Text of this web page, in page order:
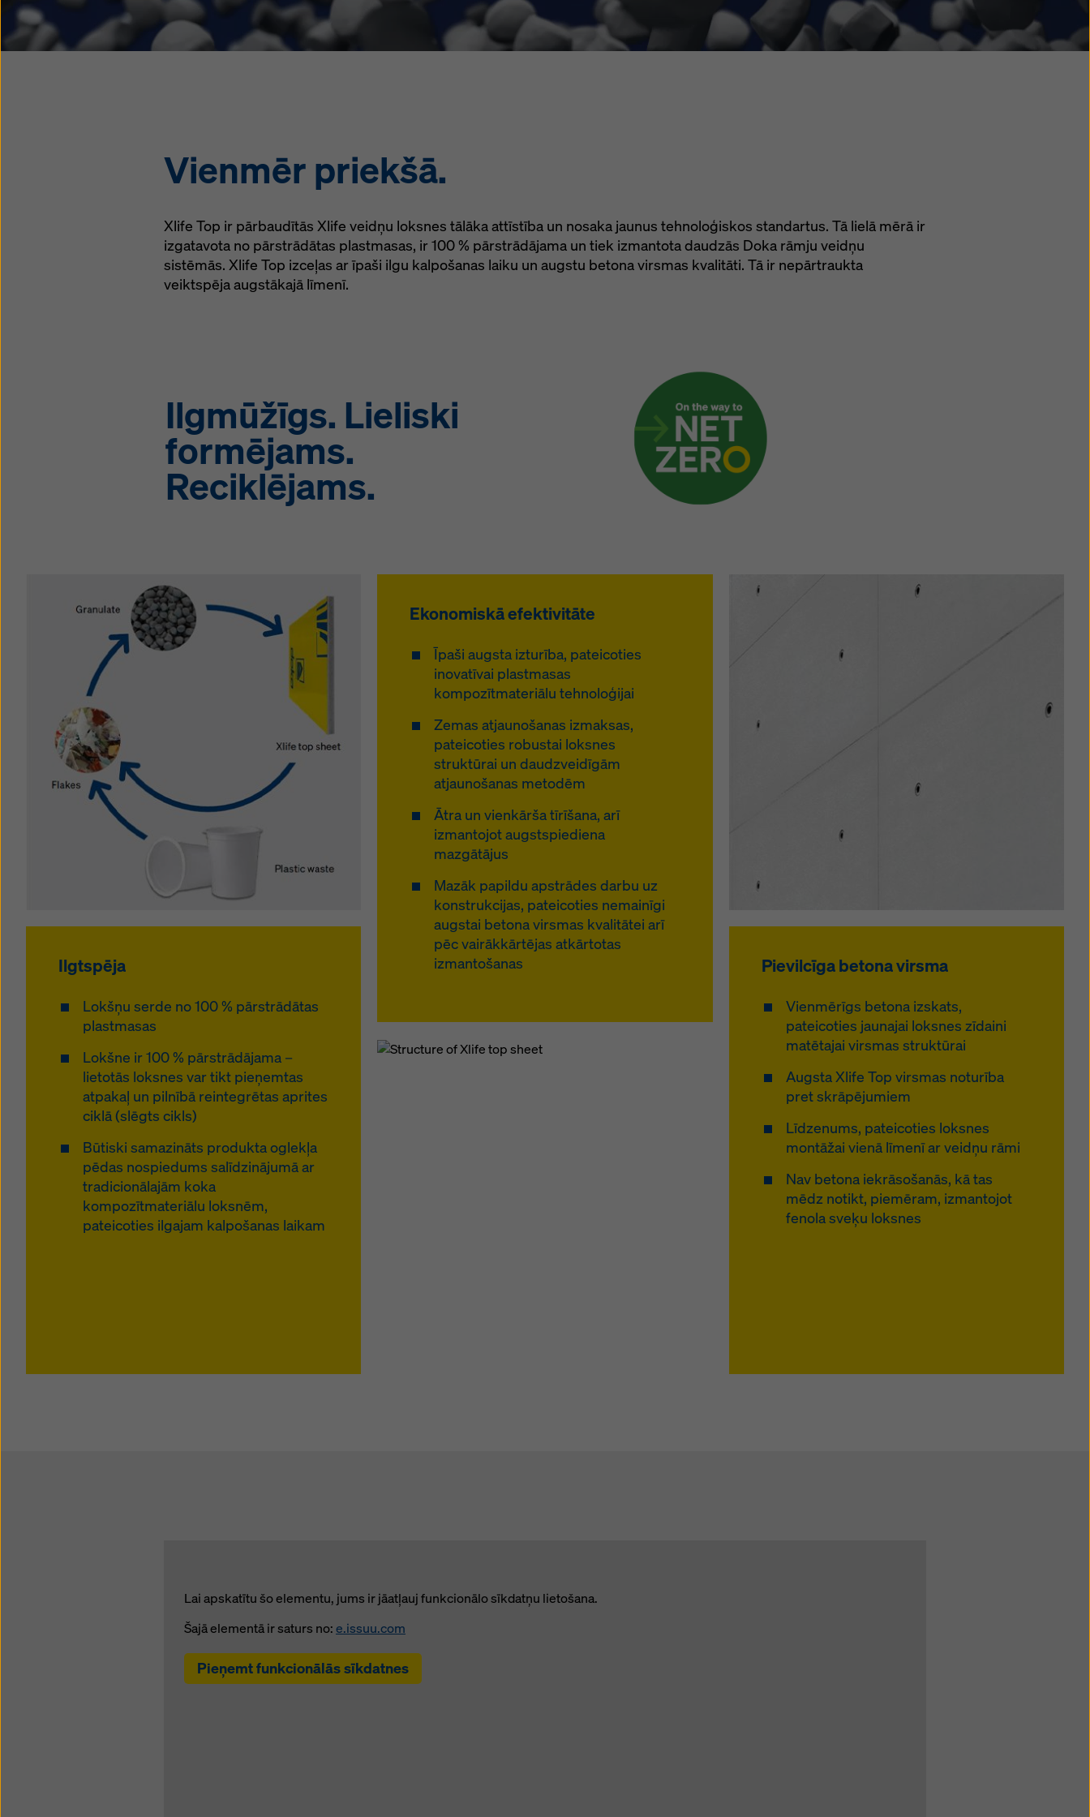
Vienmēr priekšā.
Xlife Top ir pārbaudītās Xlife veidņu loksnes tālāka attīstība un nosaka jaunus tehnoloģiskos standartus. Tā lielā mērā ir
izgatavota no pārstrādātas plastmasas, ir 100 % pārstrādājama un tiek izmantota daudzās Doka rāmju veidņu
sistēmās. Xlife Top izceļas ar īpaši ilgu kalpošanas laiku un augstu betona virsmas kvalitāti. Tā ir nepārtraukta
veiktspēja augstākajā līmenī.
Ilgmūžīgs. Lieliski
formējams.
Reciklējams.
Ilgtspēja
Lokšņu serde no 100 % pārstrādātas
plastmasas
Lokšne ir 100 % pārstrādājama –
lietotās loksnes var tikt pieņemtas
atpakaļ un pilnībā reintegrētas aprites
ciklā (slēgts cikls)
Būtiski samazināts produkta oglekļa
pēdas nospiedums salīdzinājumā ar
tradicionālajām koka
kompozītmateriālu loksnēm,
pateicoties ilgajam kalpošanas laikam
Ekonomiskā efektivitāte
Īpaši augsta izturība, pateicoties
inovatīvai plastmasas
kompozītmateriālu tehnoloģijai
Zemas atjaunošanas izmaksas,
pateicoties robustai loksnes
struktūrai un daudzveidīgām
atjaunošanas metodēm
Ātra un vienkārša tīrīšana, arī
izmantojot augstspiediena
mazgātājus
Mazāk papildu apstrādes darbu uz
konstrukcijas, pateicoties nemainīgi
augstai betona virsmas kvalitātei arī
pēc vairākkārtējas atkārtotas
izmantošanas
Pievilcīga betona virsma
Vienmērīgs betona izskats,
pateicoties jaunajai loksnes zīdaini
matētajai virsmas struktūrai
Augsta Xlife Top virsmas noturība
pret skrāpējumiem
Līdzenums, pateicoties loksnes
montāžai vienā līmenī ar veidņu rāmi
Nav betona iekrāsošanās, kā tas
mēdz notikt, piemēram, izmantojot
fenola sveķu loksnes
Lai apskatītu šo elementu, jums ir jāatļauj funkcionālo sīkdatņu lietošana.
Šajā elementā ir saturs no:e.issuu.com
Pieņemt funkcionālās sīkdatnes